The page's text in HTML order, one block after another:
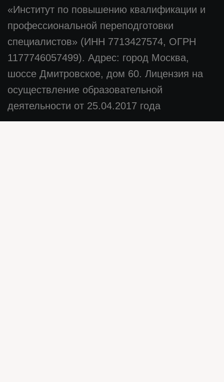
«Институт по повышению квалификации и
профессиональной переподготовки
специалистов» (ИНН 7713427574, ОГРН
1177746057499). Адрес: город Москва,
шоссе Дмитровское, дом 60. Лицензия на
осуществление образовательной
деятельности от 25.04.2017 года